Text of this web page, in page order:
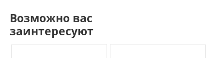
Возможно вас
заинтересуют